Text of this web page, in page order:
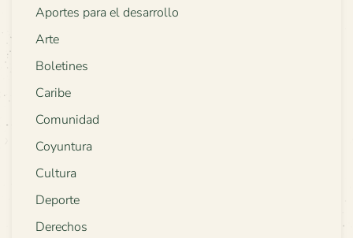
Aportes para el desarrollo
Arte
Boletines
Caribe
Comunidad
Coyuntura
Cultura
Deporte
Derechos